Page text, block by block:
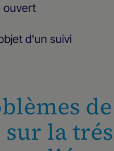
ouvert
d'un suivi
de
la